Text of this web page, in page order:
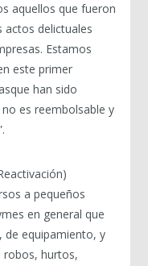
aquellos que fueron
actos delictuales
Estamos
este primer
han sido
es reembolsable y
a pequeños
en general que
de equipamiento, y
robos, hurtos,